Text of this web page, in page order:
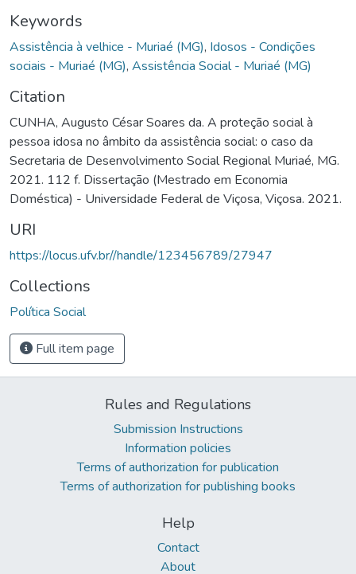
Keywords
Assistência à velhice - Muriaé (MG), Idosos - Condições
sociais - Muriaé (MG), Assistência Social - Muriaé (MG)
Citation
CUNHA, Augusto César Soares da. A proteção social à
pessoa idosa no âmbito da assistência social: o caso da
Secretaria de Desenvolvimento Social Regional Muriaé, MG.
2021. 112 f. Dissertação (Mestrado em Economia
Doméstica) - Universidade Federal de Viçosa, Viçosa. 2021.
URI
https://locus.ufv.br//handle/123456789/27947
Collections
Política Social
Full item page
Rules and Regulations
Submission Instructions
Information policies
Terms of authorization for publication
Terms of authorization for publishing books
Help
Contact
About